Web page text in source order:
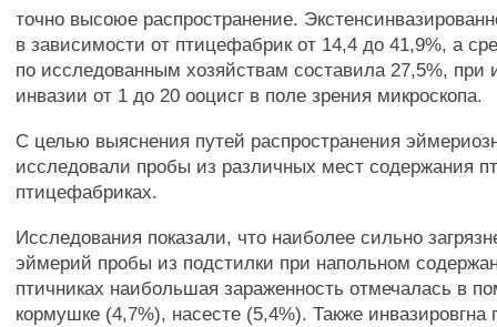
точно высоюе распространение.
в зависимости от птицефабрик от 14,4 до 41,9%, а
по исследованным хозяйствам составила 27,5%, при
инвазии от 1 до 20 ооцисг в поле зрения микроскопа.
С целью выяснения путей распространения
исследовали пробы из различных мест содержания
птицефабриках.
Исследования показали, что наиболее сильно
эймерий пробы из подстилки при напольном
птичниках наибольшая зараженность отмечалась в
кормушке (4,7%), насесте (5,4%). Также инвазировгна